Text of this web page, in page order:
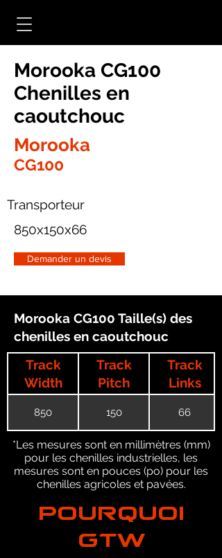
Morooka CG100
Chenilles en
caoutchouc
Morooka
CG100
Transporteur
850x150x66
Demander un devis
Morooka CG100 Taille(s) des
chenilles en caoutchouc
Track
Width
Track
Pitch
Track
Links
850 150 66
*Les mesures sont en millimètres (mm)
pour les chenilles industrielles, les
mesures sont en pouces (po) pour les
chenilles agricoles et pavées.
POURQUOI
GTW